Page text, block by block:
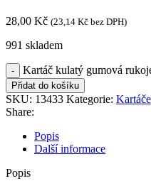
28,00 Kč (23,14 Kč bez DPH)
991 skladem
Kartáč kulatý gumová
Přidat do košíku
SKU: 13433 Kategorie: Kartáče
Share:
Popis
Další informace
Popis